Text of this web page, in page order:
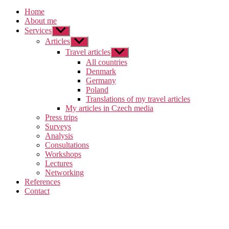
Home
About me
Services Zobrazit
podmenu
Articles Zobrazit
podmenu
Travel articles Zobrazit
podmenu
All countries
Denmark
Germany
Poland
Translations of my travel articles
My articles in Czech media
Press trips
Surveys
Analysis
Consultations
Workshops
Lectures
Networking
References
Contact